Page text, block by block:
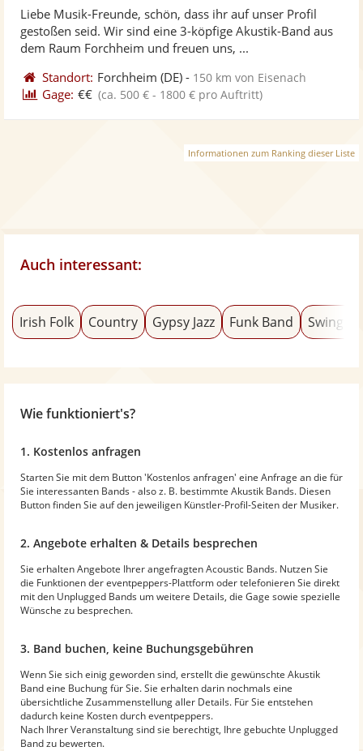
Liebe Musik-Freunde, schön, dass ihr auf unser Profil
gestoßen seid. Wir sind eine 3-köpfige Akustik-Band aus
dem Raum Forchheim und freuen uns, ...
Standort: Forchheim (DE) - 150 km von Eisenach
Gage: €€ (ca. 500 € - 1800 € pro Auftritt)
Informationen zum Ranking dieser Liste
Auch interessant:
Irish Folk Country Gypsy Jazz Funk Band Swing
Wie funktioniert's?
1. Kostenlos anfragen
Starten Sie mit dem Button 'Kostenlos anfragen' eine Anfrage an die für
Sie interessanten Bands - also z. B. bestimmte Akustik Bands. Diesen
Button finden Sie auf den jeweiligen Künstler-Profil-Seiten der Musiker.
2. Angebote erhalten & Details besprechen
Sie erhalten Angebote Ihrer angefragten Acoustic Bands. Nutzen Sie
die Funktionen der eventpeppers-Plattform oder telefonieren Sie direkt
mit den Unplugged Bands um weitere Details, die Gage sowie spezielle
Wünsche zu besprechen.
3. Band buchen, keine Buchungsgebühren
Wenn Sie sich einig geworden sind, erstellt die gewünschte Akustik
Band eine Buchung für Sie. Sie erhalten darin nochmals eine
übersichtliche Zusammenstellung aller Details. Für Sie entstehen
dadurch keine Kosten durch eventpeppers.
Nach Ihrer Veranstaltung sind sie berechtigt, Ihre gebuchte Unplugged
Band zu bewerten.